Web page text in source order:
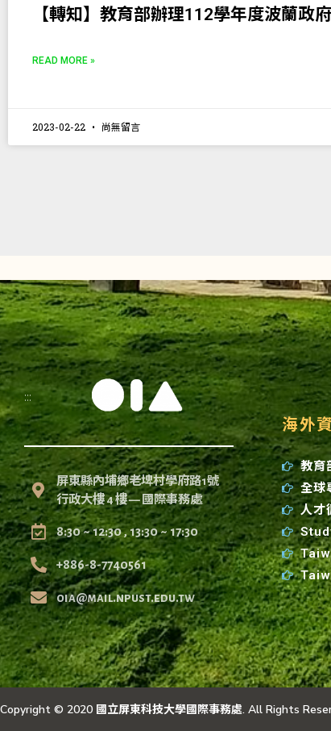
【轉知】教育部辦理112學年度波蘭政
READ MORE »
2023-02-22 尚無留言
:::
屏東縣內埔鄉老埤村學府路1號
行政大樓 4 樓 — 國際事務處
8:30 ~ 12:30 , 13:30 ~ 17:30
+886-8-7740561
oia@mail.npust.edu.tw
海外
教育
全球
人才
Copyright © 2020 國立屏東科技大學國際事務處. All Rights